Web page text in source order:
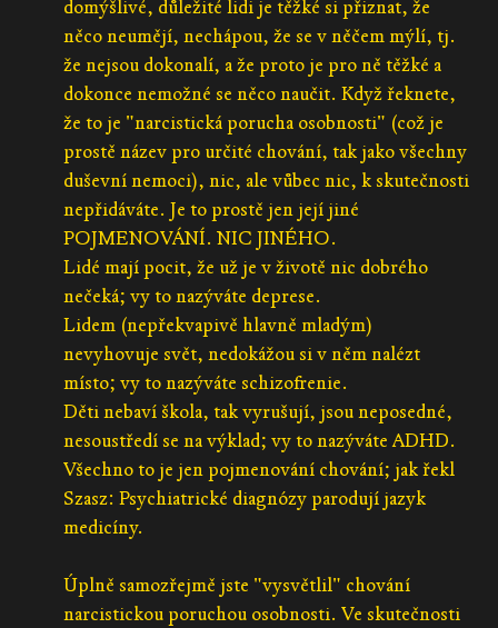
domýšlivé, důležité lidi je těžké si přiznat, že
něco neumějí, nechápou, že se v něčem mýlí, tj.
že nejsou dokonalí, a že proto je pro ně těžké a
dokonce nemožné se něco naučit. Když řeknete,
že to je "narcistická porucha osobnosti" (což je
prostě název pro určité chování, tak jako všechny
duševní nemoci), nic, ale vůbec nic, k skutečnosti
nepřidáváte. Je to prostě jen její jiné
POJMENOVÁNÍ. NIC JINÉHO.
Lidé mají pocit, že už je v životě nic dobrého
nečeká; vy to nazýváte deprese.
Lidem (nepřekvapivě hlavně mladým)
nevyhovuje svět, nedokážou si v něm nalézt
místo; vy to nazýváte schizofrenie.
Děti nebaví škola, tak vyrušují, jsou neposedné,
nesoustředí se na výklad; vy to nazýváte ADHD.
Všechno to je jen pojmenování chování; jak řekl
Szasz: Psychiatrické diagnózy parodují jazyk
medicíny.
Úplně samozřejmě jste "vysvětlil" chování
narcistickou poruchou osobnosti. Ve skutečnosti